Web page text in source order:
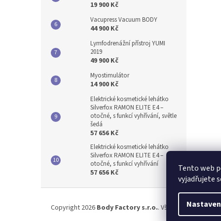
Tento web
vyjadřujete
19 900 Kč
Vacupress Vacuum BODY
44 900 Kč
Lymfodrenážní přístroj YUMI
2019
49 900 Kč
Myostimulátor
14 900 Kč
Elektrické kosmetické lehátko
Silverfox RAMON ELITE E4 –
otočné, s funkcí vyhřívání, světle
šedá
57 656 Kč
Elektrické kosmetické lehátko
Silverfox RAMON ELITE E4 –
otočné, s funkcí vyhřívání
57 656 Kč
Copyright 2026 Body Factory s.r.o.. Všechna práva